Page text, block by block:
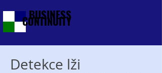
BUSINESS
CONTINUITY
Detekce lži